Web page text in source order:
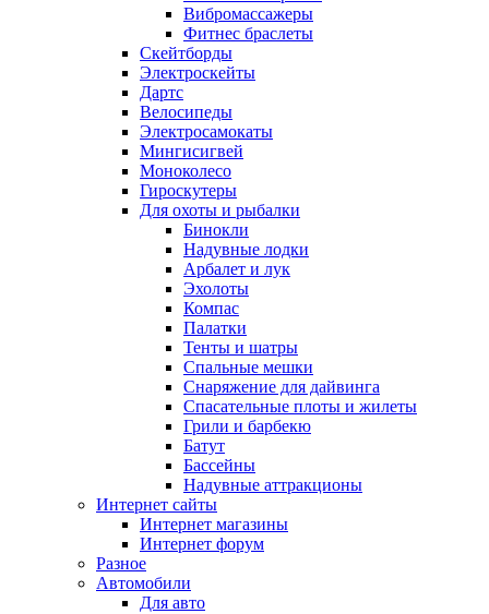
Вибромассажеры
Фитнес браслеты
Скейтборды
Электроскейты
Дартс
Велосипеды
Электросамокаты
Мингисигвей
Моноколесо
Гироскутеры
Для охоты и рыбалки
Бинокли
Надувные лодки
Арбалет и лук
Эхолоты
Компас
Палатки
Тенты и шатры
Спальные мешки
Снаряжение для дайвинга
Спасательные плоты и жилеты
Грили и барбекю
Батут
Бассейны
Надувные аттракционы
Интернет сайты
Интернет магазины
Интернет форум
Разное
Автомобили
Для авто